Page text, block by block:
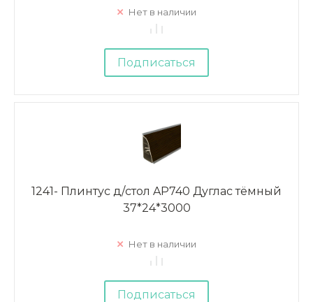
Нет в наличии
Подписаться
1241- Плинтус д/стол AP740 Дуглас тёмный
37*24*3000
Нет в наличии
Подписаться